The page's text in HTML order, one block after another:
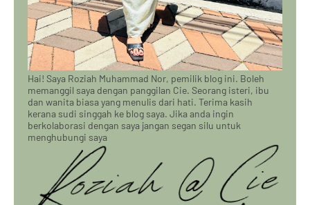
Hai! Saya Roziah Muhammad Nor, pemilik blog ini. Boleh
memanggil saya dengan panggilan Cie. Seorang isteri, ibu
dan wanita biasa yang menulis dari hati. Terima kasih
kerana sudi singgah ke blog saya. Jika anda ingin
berkolaborasi dengan saya jangan segan silu untuk
menghubungi saya